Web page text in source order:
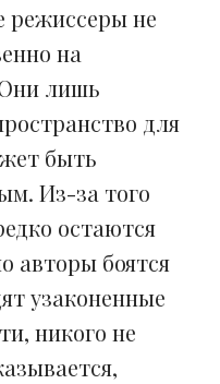
режиссеры не
на
лишь
для
быть
Из-за того
остаются
авторы боятся
узаконенные
никого не